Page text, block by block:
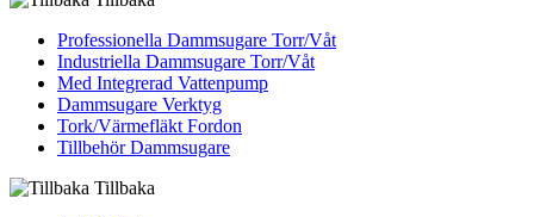
Professionella Dammsugare Torr/Våt
Industriella Dammsugare Torr/Våt
Med Integrerad Vattenpump
Dammsugare Verktyg
Tork/Värmefläkt Fordon
Tillbehör Dammsugare
Tillbaka